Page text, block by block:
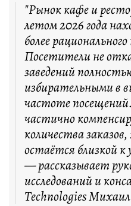
"Рынок кафе и
летом 2026 года
более
Посетители не
заведений
избирательными в
частоте
частично
количества
остаётся близкой к
— рассказывает
исследований и
Technologies